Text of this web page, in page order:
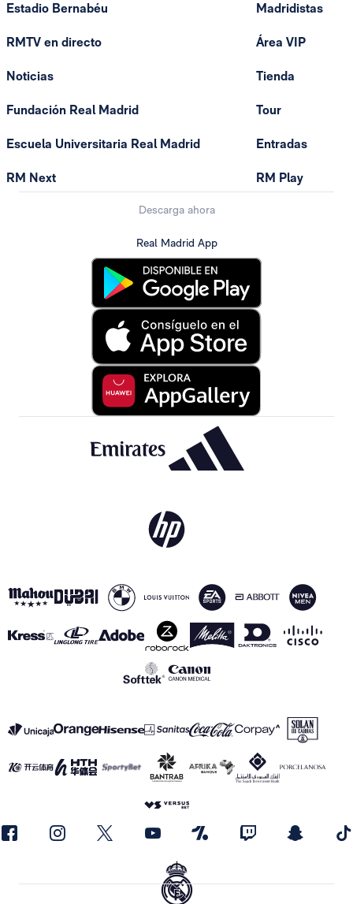
Estadio Bernabéu
RMTV en directo
Noticias
Fundación Real Madrid
Escuela Universitaria Real Madrid
RM Next
Madridistas
Área VIP
Tienda
Tour
Entradas
RM Play
Descarga ahora
Real Madrid App